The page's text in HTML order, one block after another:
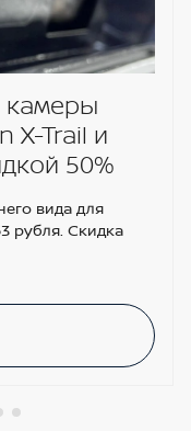
камеры
X-Trail и
50%
вида для
рубля. Скидка